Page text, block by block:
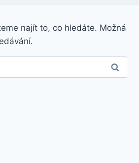
najít to, co hledáte. Možná